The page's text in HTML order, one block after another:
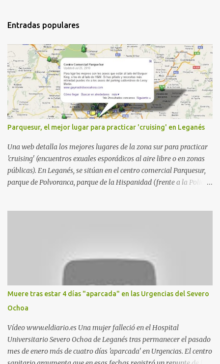
n
r
i
o
s
Entradas populares
Parquesur, el mejor lugar para practicar 'cruising' en Leganés
Una web detalla los mejores lugares de la zona sur para practicar
'cruising' (encuentros exuales esporádicos al aire libre o en zonas
públicas). En Leganés, se sitúan en el centro comercial Parquesur,
parque de Polvoranca, parque de la Hispanidad (frente a la Policía
estadio municipal de Butarque) y caminos entre el estadio y Plaza
Nueva. Otro lugar: Escombrera de Polvoranca, entre Leganés y
Móstoles También en el parque de la Hispanidad, situado frente a
la Policía Local de Leganés de la calle Chile, 1, y junto al
cementerio de Butarque". Más información
Muere tras estar 4 días "aparcada" en las Urgencias del Severo
Ochoa
Vídeo www.eldiario.es Una mujer falleció en el Hospital
Universitario Severo Ochoa de Leganés tras permanecer el pasado
mes de enero más de cuatro días 'aparcada' en Urgencias. El centro